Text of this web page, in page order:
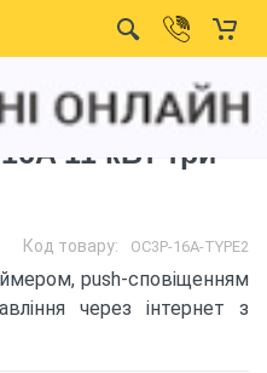
11 кВт три
Код товару: OC3P-16A-TYPE2
push-сповіщенням
через інтернет з